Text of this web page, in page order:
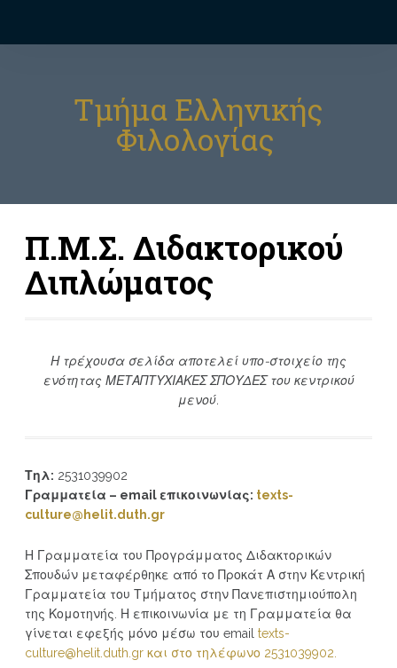
Τμήμα Ελληνικής
Φιλολογίας
Π.Μ.Σ. Διδακτορικού
Διπλώματος
Η τρέχουσα σελίδα αποτελεί υπο-στοιχείο της
ενότητας ΜΕΤΑΠΤΥΧΙΑΚΕΣ ΣΠΟΥΔΕΣ του κεντρικού
μενού.
Τηλ: 2531039902
Γραμματεία – email επικοινωνίας: texts-
culture@helit.duth.gr
Η Γραμματεία του Προγράμματος Διδακτορικών
Σπουδών μεταφέρθηκε από το Προκάτ Α στην Κεντρική
Γραμματεία του Τμήματος στην Πανεπιστημιούπολη
της Κομοτηνής. Η επικοινωνία με τη Γραμματεία θα
γίνεται εφεξής μόνο μέσω του email texts-
culture@helit.duth.gr και στο τηλέφωνο 2531039902.